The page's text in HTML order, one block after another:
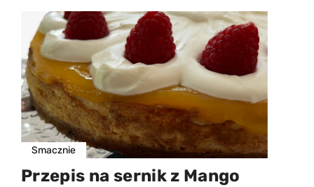
Smacznie
Przepis na sernik z Mango